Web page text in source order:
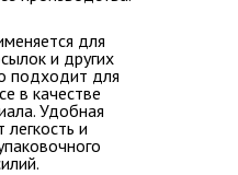
для
и других
подходит для
в качестве
Удобная
и